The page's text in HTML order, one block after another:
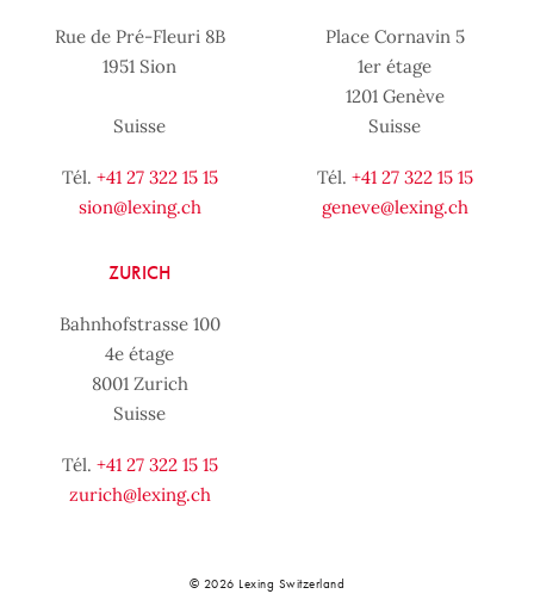
Rue de Pré-Fleuri 8B
1951 Sion
Suisse
Tél. +41 27 322 15 15
sion@lexing.ch
Place Cornavin 5
1er étage
1201 Genève
Suisse
Tél. +41 27 322 15 15
geneve@lexing.ch
ZURICH
Bahnhofstrasse 100
4e étage
8001 Zurich
Suisse
Tél. +41 27 322 15 15
zurich@lexing.ch
© 2026 Lexing Switzerland